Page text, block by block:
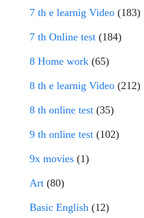
7 th e learnig Video (183)
7 th Online test (184)
8 Home work (65)
8 th e learnig Video (212)
8 th online test (35)
9 th online test (102)
9x movies (1)
Art (80)
Basic English (12)